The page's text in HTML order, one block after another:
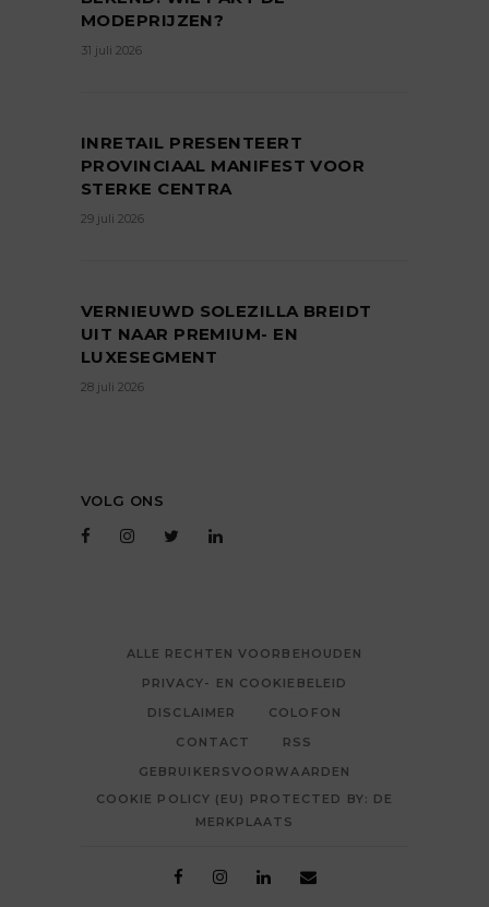
MODEPRIJZEN?
31 juli 2026
INRETAIL PRESENTEERT
PROVINCIAAL MANIFEST VOOR
STERKE CENTRA
29 juli 2026
VERNIEUWD SOLEZILLA BREIDT
UIT NAAR PREMIUM- EN
LUXESEGMENT
28 juli 2026
VOLG ONS
ALLE RECHTEN VOORBEHOUDEN
PRIVACY- EN COOKIEBELEID
DISCLAIMER
COLOFON
CONTACT
RSS
GEBRUIKERSVOORWAARDEN
COOKIE POLICY (EU) PROTECTED BY: DE
MERKPLAATS